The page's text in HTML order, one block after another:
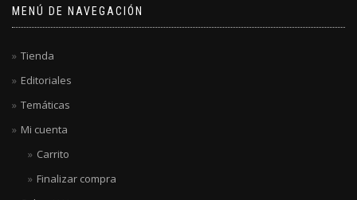
MENÚ DE NAVEGACIÓN
Tienda
Editoriales
Temáticas
Mi cuenta
Carrito
Finalizar compra